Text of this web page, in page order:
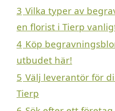
3 Vilka typer av
en florist i Tierp
4 Köp
utbudet här!
5 Välj leverantör för
Tierp